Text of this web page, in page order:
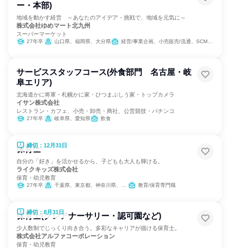
ー・本部)
地域を動かす経営 ～あなたのアイデア・挑戦で、地域を元気に～
株式会社ゆめマート北九州
スーパーマーケット
27年卒 山口県、福岡県、大分県 経営/事業企画、小売販売/流通、SCM/生産管理/購買/物流
サービススタッフコース(外食部門 名古屋・岐
阜エリア)
北海道かに将軍・札幌かに家・ひつまぶしう家・トップカメラ
イサン株式会社
レストラン・カフェ、小売・卸売・商社、公営競技・パチンコ
27年卒 岐阜県、愛知県 飲食
締切：12月31日
保育士
自分の「好き」を活かせるから、子どもも大人も輝ける。
ライクキッズ株式会社
保育・幼児教育
27年卒 千葉県、東京都、神奈川県、愛知県、大阪府 教育/保育専門職
締切：8月31日
保育士(クレアナーサリー・認可園など)
少人数制でじっくり向き合う。多彩なキャリアが描ける保育士。
株式会社アルファコーポレーション
保育・幼児教育